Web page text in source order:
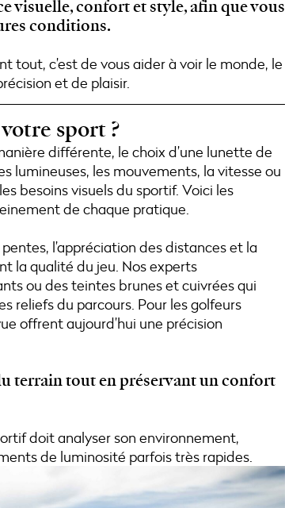
visuelle, confort et style, afin que vous
conditions.
tout, c’est de vous aider à voir le monde, le
et de plaisir.
sport ?
différente, le choix d’une lunette de
lumineuses, les mouvements, la vitesse ou
besoins visuels du sportif. Voici les
de chaque pratique.
l’appréciation des distances et la
la qualité du jeu. Nos experts
ou des teintes brunes et cuivrées qui
reliefs du parcours. Pour les golfeurs
offrent aujourd’hui une précision
terrain tout en préservant un confort
doit analyser son environnement,
de luminosité parfois très rapides.